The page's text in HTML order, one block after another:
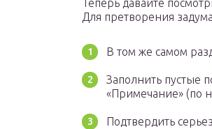
Теперь давайте
Для претворения
В том же самом
Заполнить пустые
«Примечание» (по
Подтвердить